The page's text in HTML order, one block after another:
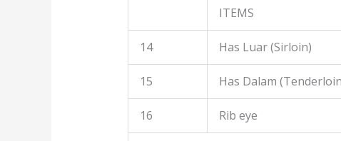
ITEMS
14 Has Luar (Sirloin)
15 Has Dalam
16 Rib eye